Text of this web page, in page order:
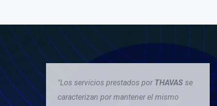
"Los servicios prestados por THAVAS se
caracterizan por mantener el mismo